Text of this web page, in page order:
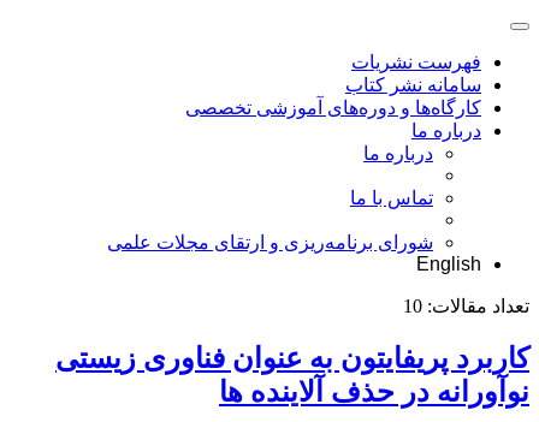
فهرست نشریات
سامانه نشر کتاب
کارگاه‌ها و دوره‌های آموزشی تخصصی
درباره ما
درباره ما
تماس با ما
شورای برنامه‌ریزی و ارتقای مجلات علمی
English
تعداد مقالات: 10
کاربرد پریفایتون به عنوان فناوری زیستی
نوآورانه در حذف آلاینده ها